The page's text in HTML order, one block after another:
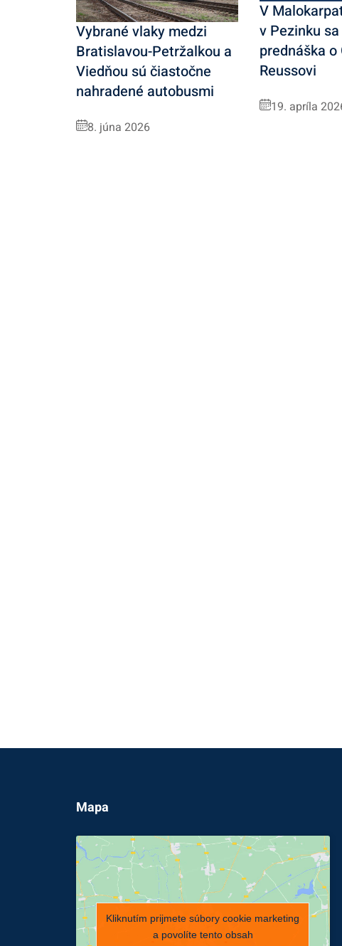
Vybrané vlaky medzi
Bratislavou-Petržalkou a
Viedňou sú čiastočne
nahradené autobusmi
8. júna 2026
V
v Pezinku
prednáška
Reussovi
19. apríla
Mapa
Kliknutím prijmete súbory cookie marketing
a povolíte tento obsah